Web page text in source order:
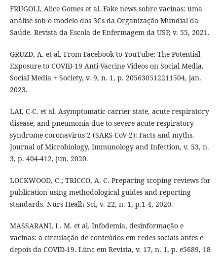
FRUGOLI, Alice Gomes et al. Fake news sobre vacinas: uma
análise sob o modelo dos 3Cs da Organização Mundial da
Saúde. Revista da Escola de Enfermagem da USP, v. 55, 2021.
GRUZD, A. et al. From Facebook to YouTube: The Potential
Exposure to COVID-19 Anti-Vaccine Videos on Social Media.
Social Media + Society, v. 9, n. 1, p. 205630512211504, jan.
2023.
LAI, C-C. et al. Asymptomatic carrier state, acute respiratory
disease, and pneumonia due to severe acute respiratory
syndrome coronavirus 2 (SARS-CoV-2): Facts and myths.
Journal of Microbiology, Immunology and Infection, v. 53, n.
3, p. 404-412, jun. 2020.
LOCKWOOD, C.; TRICCO, A. C. Preparing scoping reviews for
publication using methodological guides and reporting
standards. Nurs Healh Sci, v. 22, n. 1, p.1-4, 2020.
MASSARANI, L. M. et al. Infodemia, desinformação e
vacinas: a circulação de conteúdos em redes sociais antes e
depois da COVID-19. Liinc em Revista, v. 17, n. 1, p. e5689, 18